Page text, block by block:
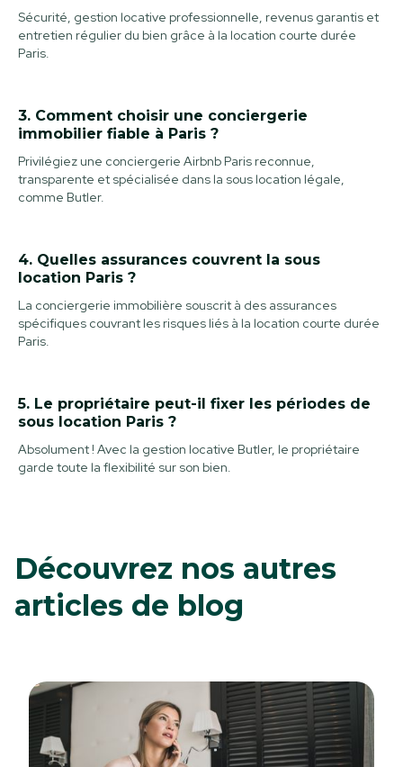
Sécurité, gestion locative professionnelle, revenus garantis et
entretien régulier du bien grâce à la location courte durée
Paris.
3. Comment choisir une conciergerie
immobilier fiable à Paris ?
Privilégiez une conciergerie Airbnb Paris reconnue,
transparente et spécialisée dans la sous location légale,
comme Butler.
4. Quelles assurances couvrent la sous
location Paris ?
La conciergerie immobilière souscrit à des assurances
spécifiques couvrant les risques liés à la location courte durée
Paris.
5. Le propriétaire peut-il fixer les périodes de
sous location Paris ?
Absolument ! Avec la gestion locative Butler, le propriétaire
garde toute la flexibilité sur son bien.
Découvrez nos autres
articles de blog